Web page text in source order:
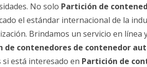
No solo Partición de
el estándar internacional de la
Brindamos un servicio en
de contenedores de contenedor
está interesado en Partición de